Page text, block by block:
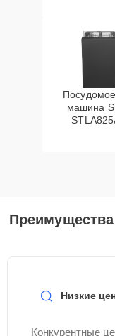
машина
Низкие
Конкурентные